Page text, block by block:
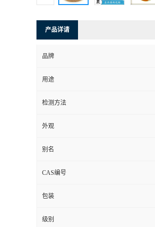
产品详请
品牌
用途
检测方法
外观
别名
CAS编号
包装
级别